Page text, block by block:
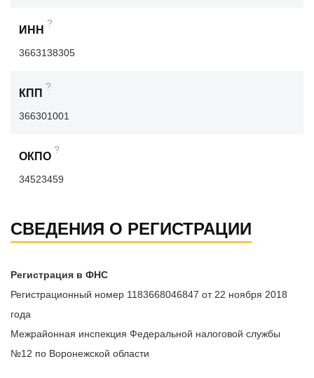
ИНН
?
3663138305
КПП
?
366301001
ОКПО
?
34523459
СВЕДЕНИЯ О РЕГИСТРАЦИИ
Регистрация в ФНС
Регистрационный номер 1183668046847 от 22 ноября 2018
года
Межрайонная инспекция Федеральной налоговой службы
№12 по Воронежской области